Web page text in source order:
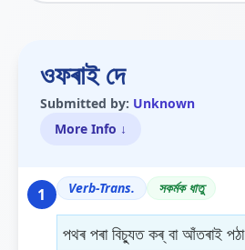
ওফৰাই দে
Submitted by: Unknown
More Info ↓
1 Verb-Trans. সকৰ্মক ধাতু
পথৰ পৰা বিচ্যুত কৰ্ বা আঁতৰাই পঠা